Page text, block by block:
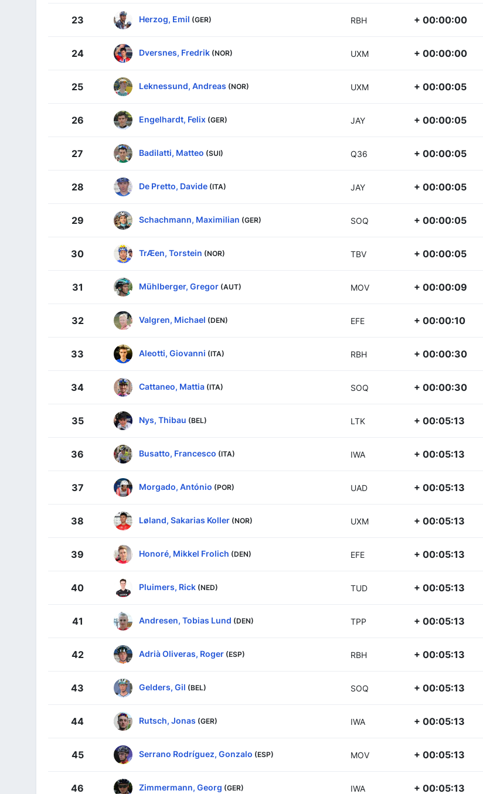
23 Herzog, Emil (GER) RBH + 00:00:00
24 Dversnes, Fredrik (NOR) UXM + 00:00:00
25 Leknessund, Andreas (NOR) UXM + 00:00:05
26 Engelhardt, Felix (GER) JAY + 00:00:05
27 Badilatti, Matteo (SUI) Q36 + 00:00:05
28 De Pretto, Davide (ITA) JAY + 00:00:05
29 Schachmann, Maximilian (GER) SOQ + 00:00:05
30 TrÆen, Torstein (NOR) TBV + 00:00:05
31 Mühlberger, Gregor (AUT) MOV + 00:00:09
32 Valgren, Michael (DEN) EFE + 00:00:10
33 Aleotti, Giovanni (ITA) RBH + 00:00:30
34 Cattaneo, Mattia (ITA) SOQ + 00:00:30
35 Nys, Thibau (BEL) LTK + 00:05:13
36 Busatto, Francesco (ITA) IWA + 00:05:13
37 Morgado, António (POR) UAD + 00:05:13
38 Løland, Sakarias Koller (NOR) UXM + 00:05:13
39 Honoré, Mikkel Frolich (DEN) EFE + 00:05:13
40 Pluimers, Rick (NED) TUD + 00:05:13
41 Andresen, Tobias Lund (DEN) TPP + 00:05:13
42 Adrià Oliveras, Roger (ESP) RBH + 00:05:13
43 Gelders, Gil (BEL) SOQ + 00:05:13
44 Rutsch, Jonas (GER) IWA + 00:05:13
45 Serrano Rodríguez, Gonzalo (ESP) MOV + 00:05:13
46 Zimmermann, Georg (GER) IWA + 00:05:13